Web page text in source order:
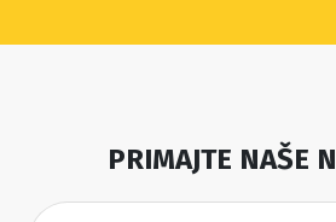
PRIMAJTE NAŠE